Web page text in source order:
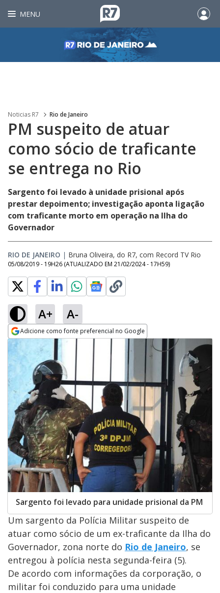
MENU
Noticias R7 Rio de Janeiro
PM suspeito de atuar
como sócio de traficante
se entrega no Rio
Sargento foi levado à unidade prisional após
prestar depoimento; investigação aponta ligação
com traficante morto em operação na Ilha do
Governador
RIO DE JANEIRO | Bruna Oliveira, do R7, com Record TV Rio
05/08/2019 - 19H26 (ATUALIZADO EM 21/02/2024 - 17H59)
A+ A-
Adicione como fonte preferencial no Google
Opens in new window
Sargento foi levado para unidade prisional da PM
Um sargento da Polícia Militar suspeito de
atuar como sócio de um ex-traficante da Ilha do
Governador, zona norte do Rio de Janeiro, se
entregou à polícia nesta segunda-feira (5).
De acordo com informações da corporação, o
militar foi conduzido para uma unidade